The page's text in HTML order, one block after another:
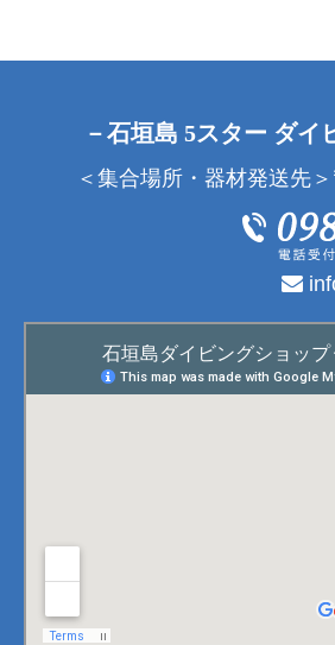
－石垣島 5スター ダ
＜集合場所・器材発送先